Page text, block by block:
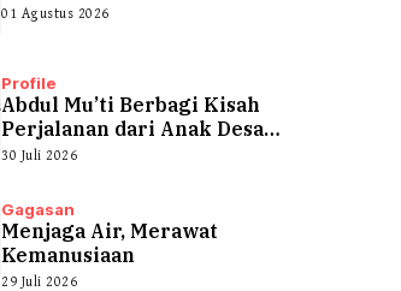
01 Agustus 2026
Profile
Abdul Mu’ti Berbagi Kisah
Perjalanan dari Anak Desa
hingga...
30 Juli 2026
Gagasan
Menjaga Air, Merawat
Kemanusiaan
29 Juli 2026